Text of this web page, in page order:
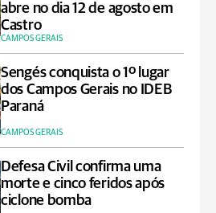
abre no dia 12 de agosto em
Castro
CAMPOS GERAIS
Sengés conquista o 1º lugar
dos Campos Gerais no IDEB
Paraná
CAMPOS GERAIS
Defesa Civil confirma uma
morte e cinco feridos após
ciclone bomba